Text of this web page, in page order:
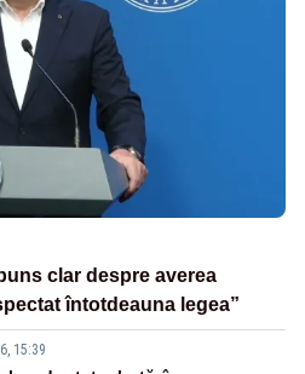
clar despre averea
întotdeauna legea”
15:39